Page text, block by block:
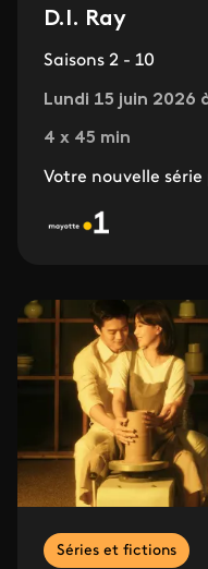
D.I. Ray
Saisons 2 - 10
Lundi 15 juin 2026
4 x 45 min
Votre nouvelle
Séries et fictions